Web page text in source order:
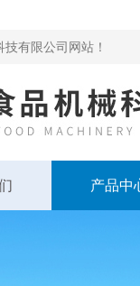
有限公司网站！
产品中